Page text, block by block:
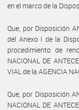
en el marco de la
Que, por Disposición
del Anexo I de la
procedimiento de
NACIONAL DE
VIAL de la AGENCIA
Que, por Disposición
NACIONAL DE